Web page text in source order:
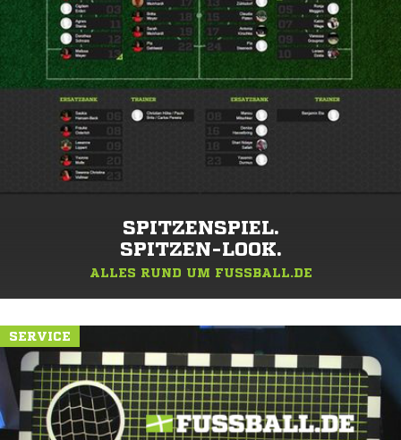
SPITZENSPIEL.
SPITZEN-LOOK.
ALLES RUND UM FUSSBALL.DE
SERVICE